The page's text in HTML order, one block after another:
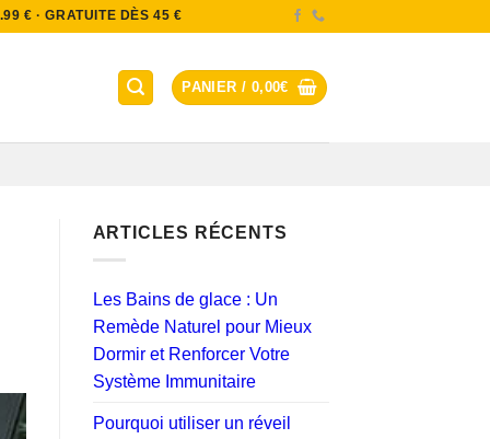
€ · GRATUITE DÈS 45 €
PANIER / 0,00€
ARTICLES RÉCENTS
Les Bains de glace : Un
Remède Naturel pour Mieux
Dormir et Renforcer Votre
Système Immunitaire
Pourquoi utiliser un réveil